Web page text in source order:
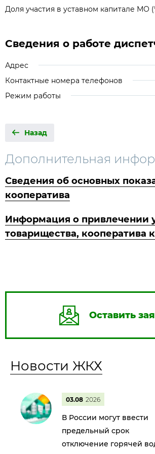
Доля участия в уставном капитале МО
Сведения о работе
Адрес
Контактные номера телефонов
Режим работы
Назад
Дополнительная
Сведения об основных
кооператива
Информация о привлечении
товарищества, кооператива
Оставить
Новости ЖКХ
03.08 2026
В России могут ввести
предельный срок
отключение горячей